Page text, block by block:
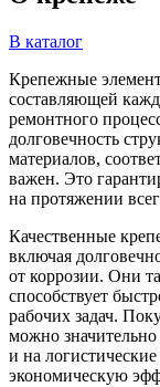
В каталог
Крепежные
составляющей
ремонтного
долговечность
материалов,
важен. Это
на протяжении
Качественные
включая
от коррозии. Они
способствует
рабочих задач.
можно значительно
и на
экономическую